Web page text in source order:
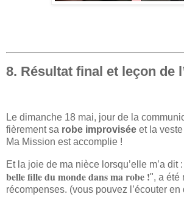
8. Résultat final et leçon de
Le dimanche 18 mai, jour de la
fièrement sa robe improvisée et la
Ma Mission est accomplie !
Et la joie de ma nièce lorsqu’elle m’a dit :
belle fille du monde dans ma robe !", a été
récompenses. (vous pouvez l’écouter